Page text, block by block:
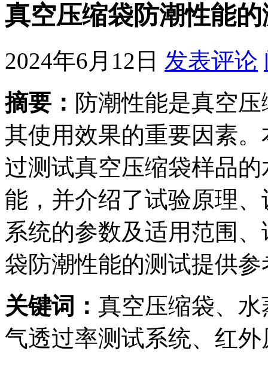
真空压缩袋防潮性能
2024年6月12日 发表评论
摘要： 防潮性能是真空
其使用效果的重要因素
过测试真空压缩袋样品
能，并介绍了试验原理
系统的参数及适用范围
袋防潮性能的测试提供参
关键词： 真空压缩袋、
气透过率测试系统、红